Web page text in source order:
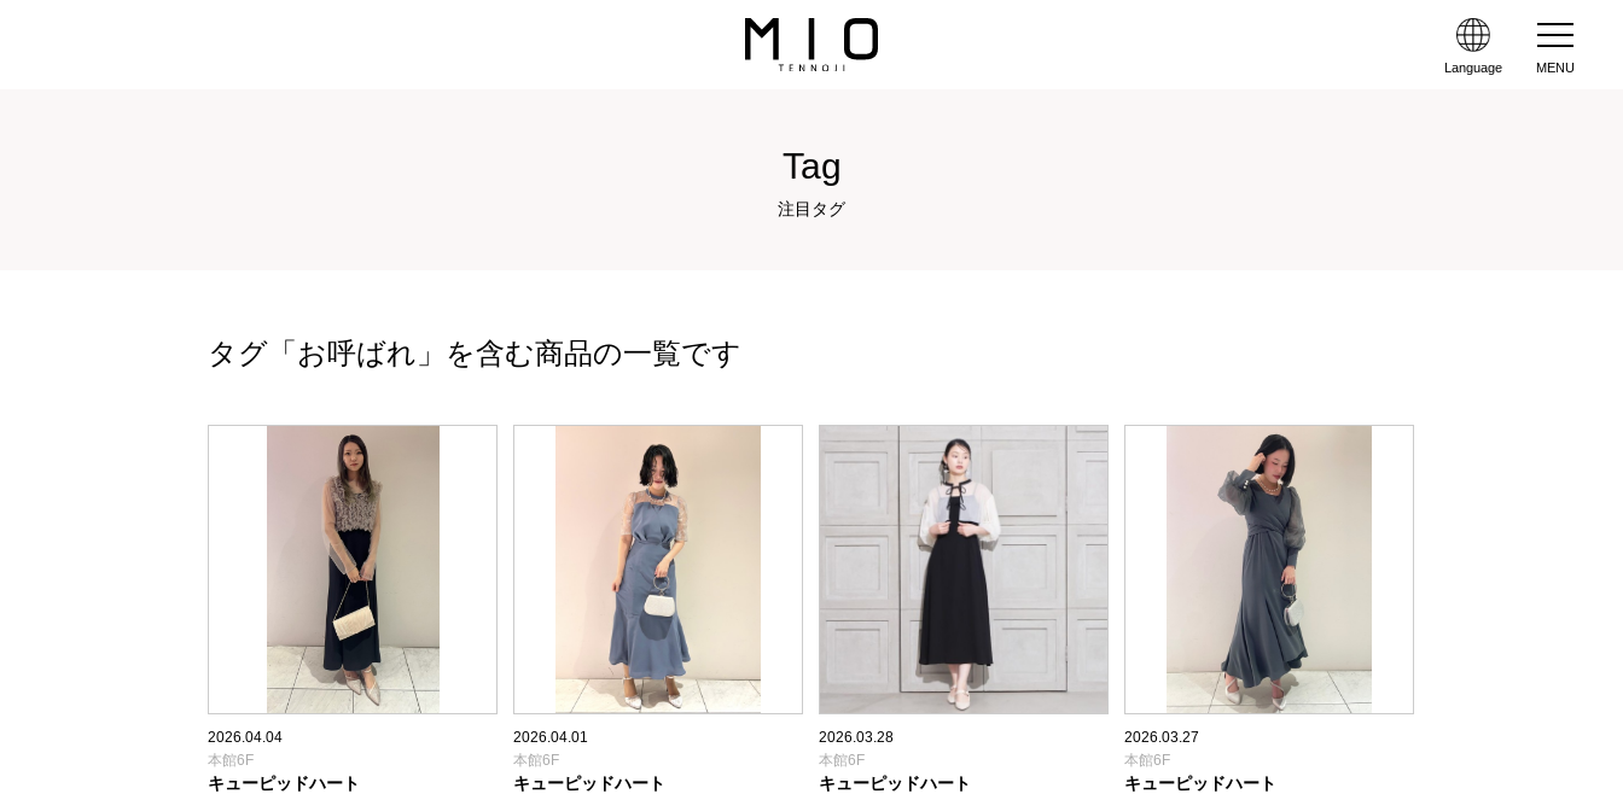
Language MENU
Tag
注目タグ
タグ「お呼ばれ」を含む商品の一覧です
2026.04.04
本館6F
キューピッドハート
2026.04.01
本館6F
キューピッドハート
2026.03.28
本館6F
キューピッドハート
2026.03.27
本館6F
キューピッドハート